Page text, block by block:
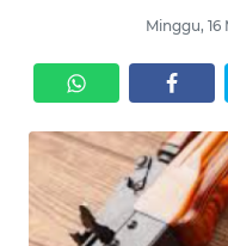
Minggu, 16
KRIMINAL
EKUIN
SAINS-TEKNO